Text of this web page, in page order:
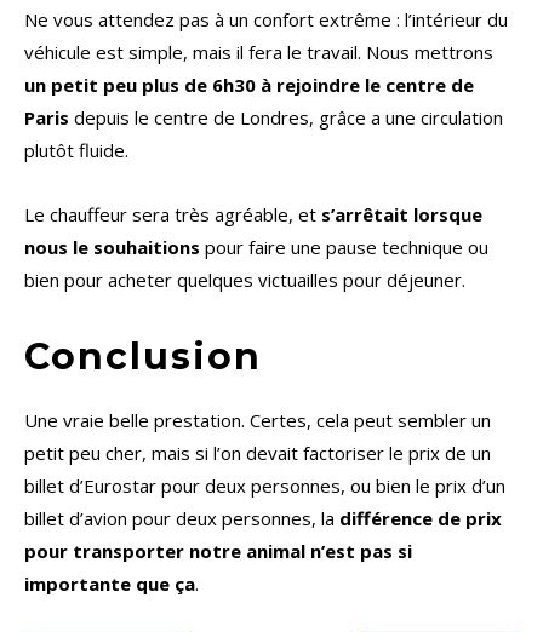
Ne vous attendez pas à un confort extrême : l’intérieur du
véhicule est simple, mais il fera le travail. Nous mettrons
un petit peu plus de 6h30 à rejoindre le centre de
Paris depuis le centre de Londres, grâce a une circulation
plutôt fluide.
Le chauffeur sera très agréable, et s’arrêtait lorsque
nous le souhaitions pour faire une pause technique ou
bien pour acheter quelques victuailles pour déjeuner.
Conclusion
Une vraie belle prestation. Certes, cela peut sembler un
petit peu cher, mais si l’on devait factoriser le prix de un
billet d’Eurostar pour deux personnes, ou bien le prix d’un
billet d’avion pour deux personnes, la différence de prix
pour transporter notre animal n’est pas si
importante que ça.